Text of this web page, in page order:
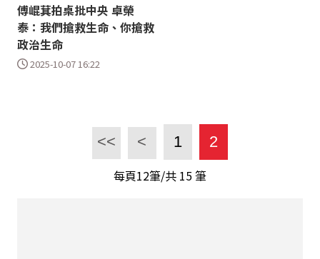
傅崐萁拍桌批中央 卓榮
泰：我們搶救生命、你搶救
政治生命
2025-10-07 16:22
<< < 1 2
每頁12筆/共 15筆